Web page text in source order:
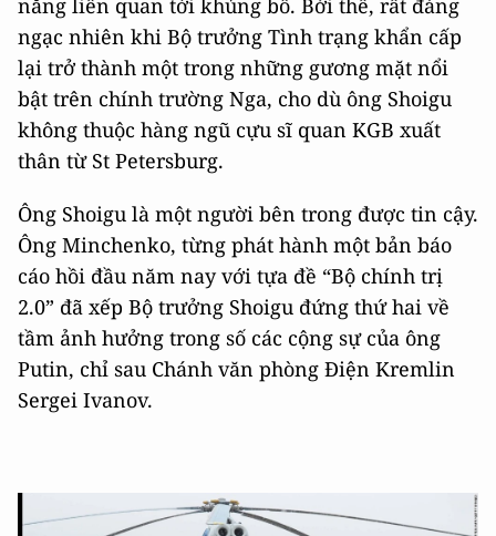
năng liên quan tới khủng bố. Bởi thế, rất đáng
ngạc nhiên khi Bộ trưởng Tình trạng khẩn cấp
lại trở thành một trong những gương mặt nổi
bật trên chính trường Nga, cho dù ông Shoigu
không thuộc hàng ngũ cựu sĩ quan KGB xuất
thân từ St Petersburg.
Ông Shoigu là một người bên trong được tin cậy.
Ông Minchenko, từng phát hành một bản báo
cáo hồi đầu năm nay với tựa đề “Bộ chính trị
2.0” đã xếp Bộ trưởng Shoigu đứng thứ hai về
tầm ảnh hưởng trong số các cộng sự của ông
Putin, chỉ sau Chánh văn phòng Điện Kremlin
Sergei Ivanov.